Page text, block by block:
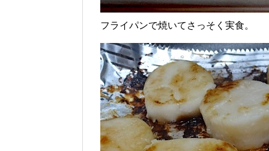
フライパンで焼いてさっそく実食。